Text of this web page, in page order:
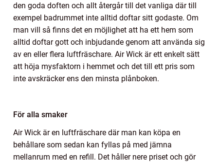
den goda doften och allt återgår till det vanliga där till
exempel badrummet inte alltid doftar sitt godaste. Om
man vill så finns det en möjlighet att ha ett hem som
alltid doftar gott och inbjudande genom att använda sig
av en eller flera luftfräschare. Air Wick är ett enkelt sätt
att höja mysfaktorn i hemmet och det till ett pris som
inte avskräcker ens den minsta plånboken.
För alla smaker
Air Wick är en luftfräschare där man kan köpa en
behållare som sedan kan fyllas på med jämna
mellanrum med en refill. Det håller nere priset och gör